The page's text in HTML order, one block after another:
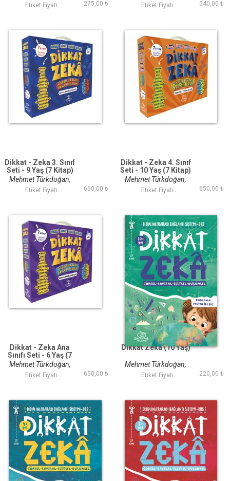
Savaş Özdemir
Etiket Fiyatı : 275,00 ₺ Savaş Özdemir
Etiket Fiyatı : 540,00 ₺
Dikkat - Zeka 3. Sınıf
Seti - 9 Yaş (7 Kitap)
Mehmet Türkdoğan,
Savaş Özdemir
Etiket Fiyatı : 650,00 ₺
Dikkat - Zeka 4. Sınıf
Seti - 10 Yaş (7 Kitap)
Mehmet Türkdoğan,
Savaş Özdemir
Etiket Fiyatı : 650,00 ₺
Dikkat - Zeka Ana
Sınıfı Seti - 6 Yaş (7
Kitap)
Mehmet Türkdoğan,
Savaş Özdemir
Etiket Fiyatı : 650,00 ₺
Dikkat Zeka (10 Yaş)
Mehmet Türkdoğan,
Savaş Özdemir
Etiket Fiyatı : 220,00 ₺